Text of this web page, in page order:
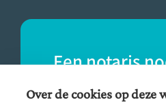
Een notaris
Vind eenvoudig een
Over de cookies op deze